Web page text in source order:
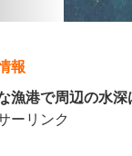
報
港で周辺の水深
ーリンク